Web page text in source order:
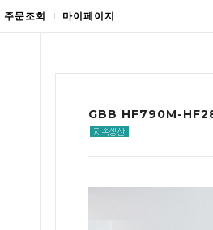
주문조회 마이페이지
GBB HF790M-